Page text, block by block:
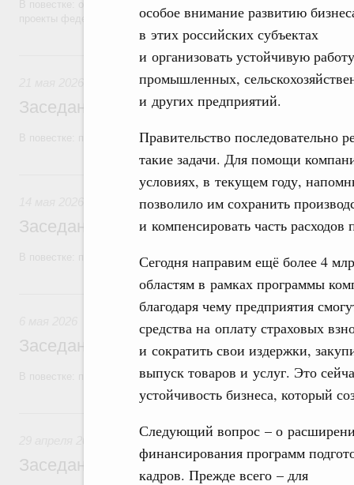
особое внимание развитию
в этих российских субъектах
и организовать устойчивую работу
промышленных,
и других предприятий.
Правительство последовательно
такие задачи. Для помощи
условиях, в текущем году,
позволило им сохранить
и компенсировать часть расходов
Сегодня направим ещё более 4
областям в рамках программы
благодаря чему предприятия
средства на оплату страховых
и сократить свои издержки,
выпуск товаров и услуг. Это
устойчивость бизнеса, который
Следующий вопрос – о
финансирования программ
кадров. Прежде всего – для
проекты федеральных законов.
21 мая, четверг
Заседание Правительства (2026 год,
В повестке: проекты федеральных законов.
Заседание Правительства (2026 год,
В повестке: проекты федеральных законов, бюджетные
6 мая, среда
Заседание Правительства (2026 год,
В повестке: проекты федеральных законов, бюджетные
Заседание Правительства (2026 год,